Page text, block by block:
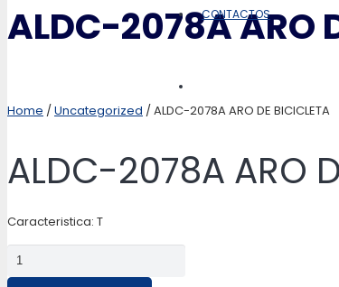
CONTACTOS
ALDC-2078A ARO
Home /Uncategorized / ALDC-2078A ARO DE BICICLETA
ALDC-2078A ARO
Caracteristica: T
ALDC-
2078A